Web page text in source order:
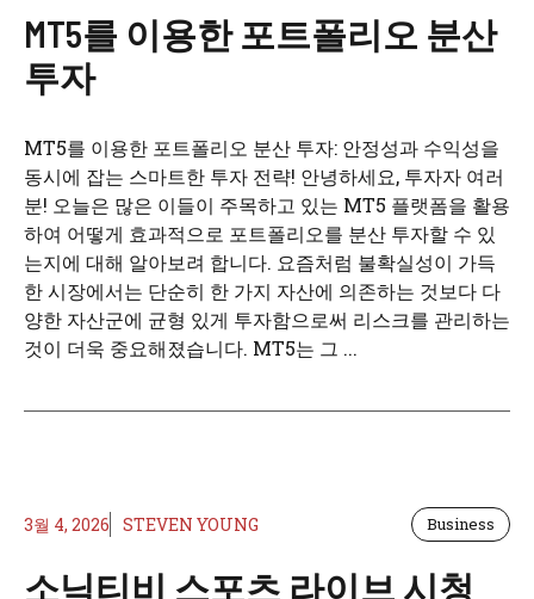
MT5를 이용한 포트폴리오 분산
투자
MT5를 이용한 포트폴리오 분산 투자: 안정성과 수익성을
동시에 잡는 스마트한 투자 전략! 안녕하세요, 투자자 여러
분! 오늘은 많은 이들이 주목하고 있는 MT5 플랫폼을 활용
하여 어떻게 효과적으로 포트폴리오를 분산 투자할 수 있
는지에 대해 알아보려 합니다. 요즘처럼 불확실성이 가득
한 시장에서는 단순히 한 가지 자산에 의존하는 것보다 다
양한 자산군에 균형 있게 투자함으로써 리스크를 관리하는
것이 더욱 중요해졌습니다. MT5는 그 ...
3월 4, 2026 STEVEN YOUNG Business
소닉티비 스포츠 라이브 시청